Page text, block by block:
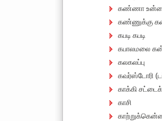
கண்ணா உன்னை
கண்ணுக்கு
கபடி கபடி
கபாலமலை
கலகலப்பு
கவர்ஸ்டோரி
காக்கி
காசி